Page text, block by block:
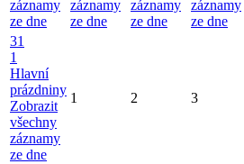
záznamy
ze dne
záznamy
ze dne
záznamy
ze dne
záznamy
ze dne
31
1
Hlavní
prázdniny
Zobrazit
všechny
záznamy
ze dne
1 2 3